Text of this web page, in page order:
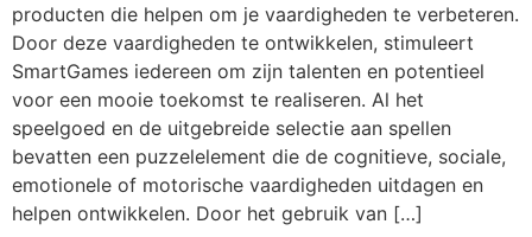
producten die helpen om je vaardigheden te verbeteren.
Door deze vaardigheden te ontwikkelen, stimuleert
SmartGames iedereen om zijn talenten en potentieel
voor een mooie toekomst te realiseren. Al het
speelgoed en de uitgebreide selectie aan spellen
bevatten een puzzelelement die de cognitieve, sociale,
emotionele of motorische vaardigheden uitdagen en
helpen ontwikkelen. Door het gebruik van […]